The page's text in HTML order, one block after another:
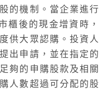
的機制。當企業進行
櫃後的現金增資時，
供大眾認購。投資人
出申請，並在指定的
夠的申購股款及相關
人數超過可分配的股